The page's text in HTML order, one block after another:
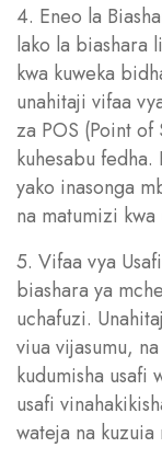
4. Eneo la
lako la biashara
kwa kuweka
unahitaji vifaa
za POS (Point
kuhesabu
yako inasonga
na matumizi kwa
5. Vifaa vya
biashara ya
uchafuzi.
viua vijasumu,
kudumisha usafi
usafi
wateja na